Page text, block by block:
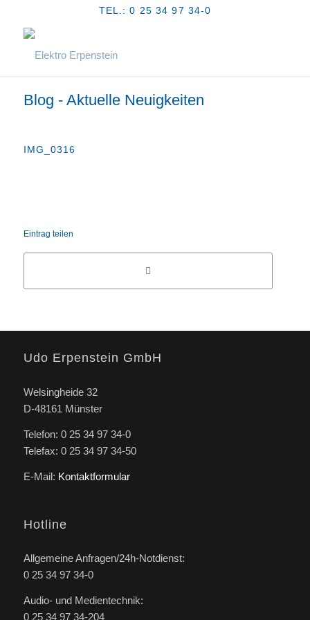
TEL.: 0 25 34 97 34-0
Blog - Aktuelle Neuigkeiten
IMG_0316
Eintrag teilen
Udo Erpenstein GmbH
Welsingheide 32
D-48161 Münster
Telefon: 0 25 34 97 34-0
Telefax: 0 25 34 97 34-50
E-Mail: Kontaktformular
Hotline
Allgemeine Anfragen/24h-Notdienst:
0 25 34 97 34-0
Audio- und Medientechnik:
0 25 34 97 34-204